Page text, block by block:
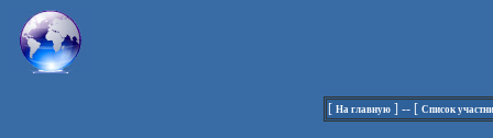
[ На главную ] -- [ Список